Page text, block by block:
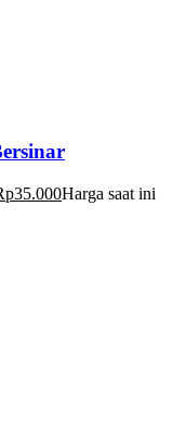
35.000Harga saat ini